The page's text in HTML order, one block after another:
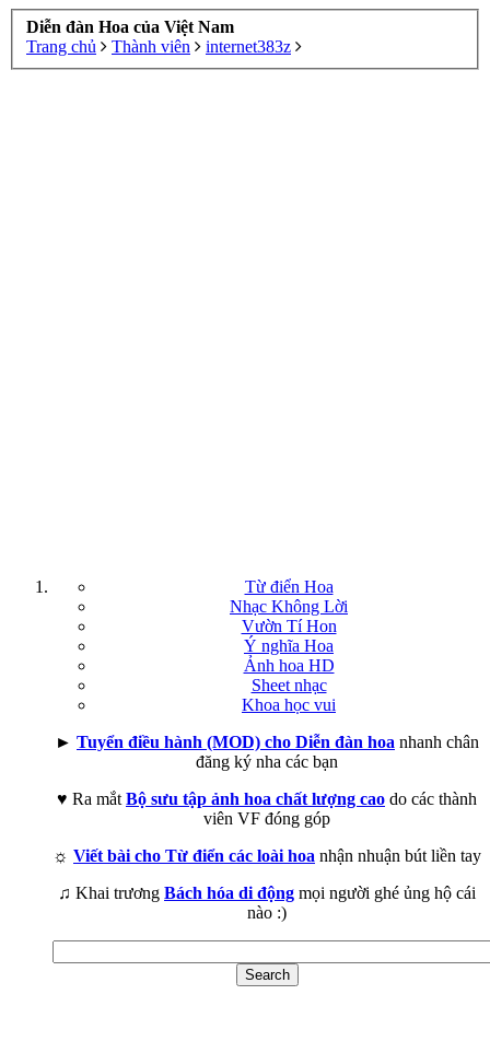
Diễn đàn Hoa của Việt Nam
Trang chủ
Thành viên internet383z
Từ điển Hoa
Nhạc Không Lời
Vườn Tí Hon
Ý nghĩa Hoa
Ảnh hoa HD
Sheet nhạc
Khoa học vui
► Tuyển điều hành (MOD) cho Diễn đàn hoa nhanh chân
đăng ký nha các bạn
♥ Ra mắt Bộ sưu tập ảnh hoa chất lượng cao do các thành
viên VF đóng góp
☼ Viết bài cho Từ điển các loài hoa nhận nhuận bút liền tay
♫ Khai trương Bách hóa di động mọi người ghé ủng hộ cái
nào :)